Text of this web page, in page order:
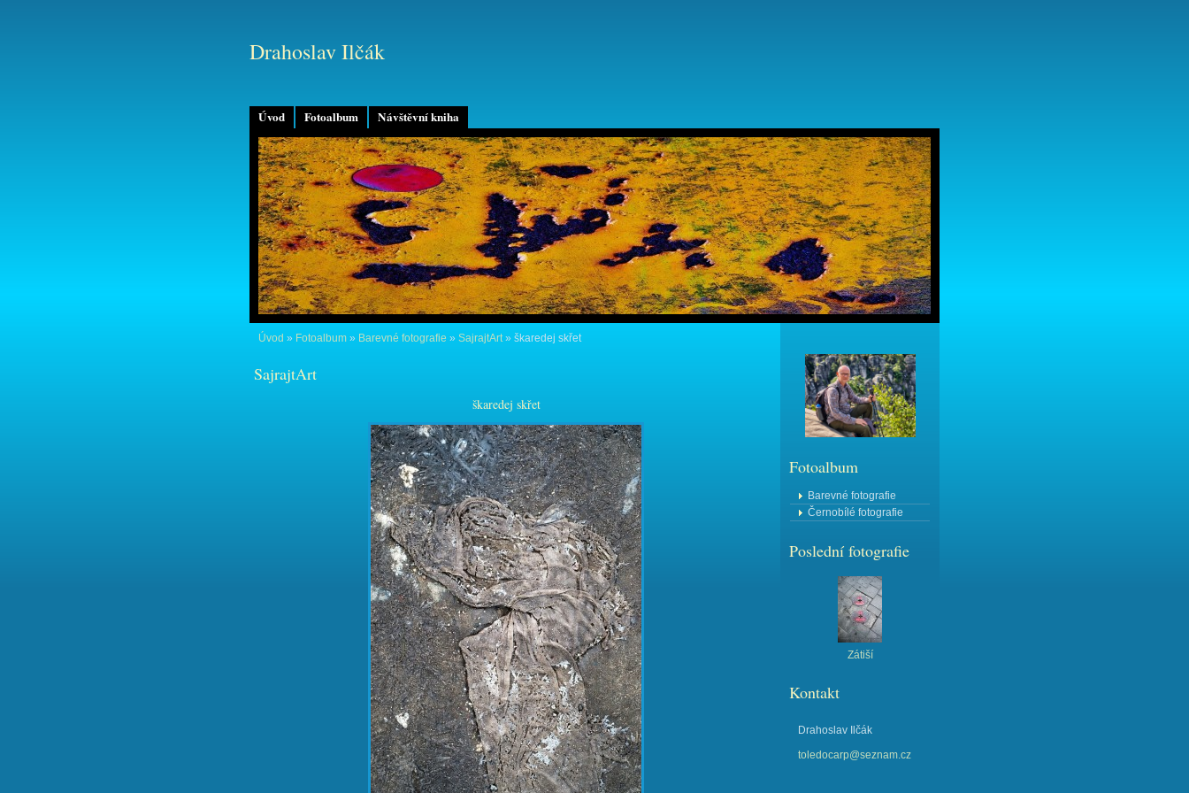
Úvod Fotoalbum Návštěvní kniha
Drahoslav Ilčák
Úvod » Fotoalbum » Barevné fotografie » SajrajtArt» škaredej skřet
SajrajtArt
škaredej skřet
Fotoalbum
Barevné fotografie
Černobílé fotografie
Poslední fotografie
Zátiší
Kontakt
Drahoslav Ilčák
toledocarp@seznam.cz